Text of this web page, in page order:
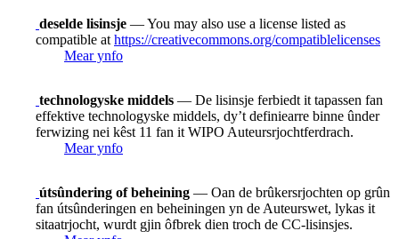
deselde lisinsje — You may also use a license listed as
compatible at https://creativecommons.org/compatiblelicenses
Mear ynfo
technologyske middels — De lisinsje ferbiedt it tapassen fan
effektive technologyske middels, dy’t definiearre binne ûnder
ferwizing nei kêst 11 fan it WIPO Auteursrjochtferdrach.
Mear ynfo
útsûndering of beheining — Oan de brûkersrjochten op grûn
fan útsûnderingen en beheiningen yn de Auteurswet, lykas it
sitaatrjocht, wurdt gjin ôfbrek dien troch de CC-lisinsjes.